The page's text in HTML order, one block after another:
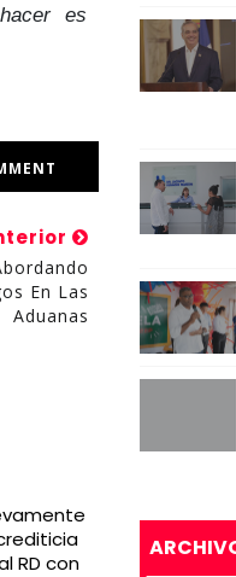
es
En Las
Aduanas
RD con